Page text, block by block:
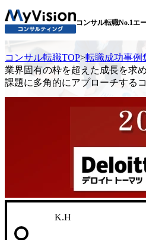
コンサル転職No.1エ
コンサル転職TOP>転職成功事例
業界固有の枠を超えた成長を求
課題に多角的にアプローチする
K.H